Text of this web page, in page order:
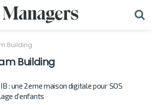
Building
Building
: une 2eme maison digitale pour SOS
d’enfants